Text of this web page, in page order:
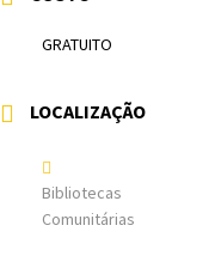
GRATUITO
LOCALIZAÇÃO
Bibliotecas
Comunitárias